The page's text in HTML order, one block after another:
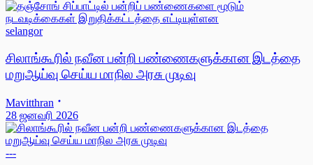
selangor
சிலாங்கூரில் நவீன பன்றி பண்ணைகளுக்கான இடத்தை
மறுஆய்வு செய்ய மாநில அரசு முடிவு
Mavitthran
28 ஜனவரி 2026
---